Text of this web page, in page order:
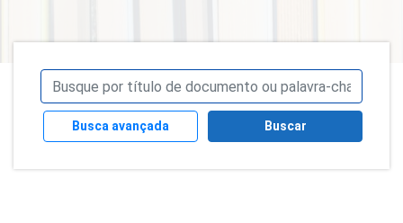
Busca avançada Buscar